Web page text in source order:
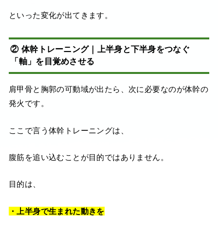
といった変化が出てきます。
② 体幹トレーニング｜上半身と下半身をつなぐ
「軸」を目覚めさせる
肩甲骨と胸郭の可動域が出たら、次に必要なのが体幹の
発火です。
ここで言う体幹トレーニングは、
腹筋を追い込むことが目的ではありません。
目的は、
・上半身で生まれた動きを